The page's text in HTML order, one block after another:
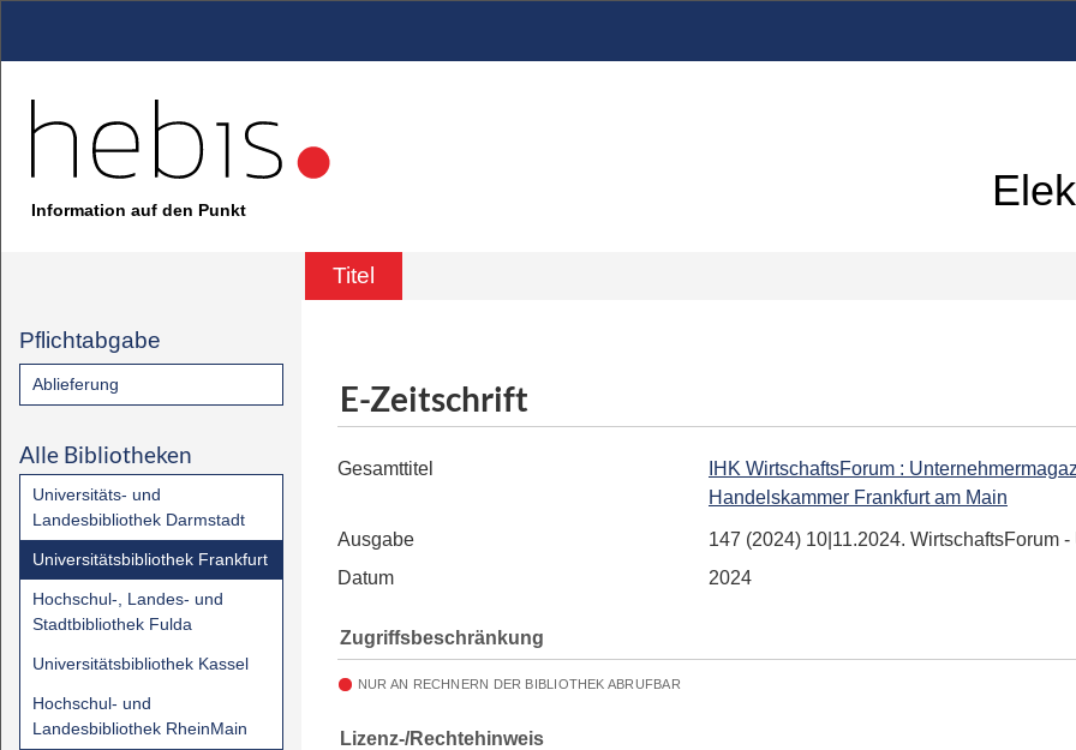
Information auf den Punkt
Titel
Pflichtabgabe
Ablieferung
Alle Bibliotheken
Universitäts- und
Landesbibliothek Darmstadt
Universitätsbibliothek Frankfurt
Hochschul-, Landes- und
Stadtbibliothek Fulda
Universitätsbibliothek Kassel
Hochschul- und
Landesbibliothek RheinMain
E-Zeitschrift
Gesamttitel
IHK WirtschaftsForum :
Handelskammer Frankfurt am Main
Ausgabe
147 (2024) 10|11.2024. WirtschaftsForum
Datum
2024
Zugriffsbeschränkung
NUR AN RECHNERN DER BIBLIOTHEK ABRUFBAR
Lizenz-/Rechtehinweis